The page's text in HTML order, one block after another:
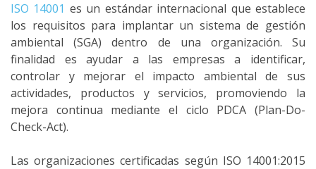
ISO 14001 es un estándar internacional que establece
los requisitos para implantar un sistema de gestión
ambiental (SGA) dentro de una organización. Su
finalidad es ayudar a las empresas a identificar,
controlar y mejorar el impacto ambiental de sus
actividades, productos y servicios, promoviendo la
mejora continua mediante el ciclo PDCA (Plan-Do-
Check-Act).
Las organizaciones certificadas según ISO 14001:2015